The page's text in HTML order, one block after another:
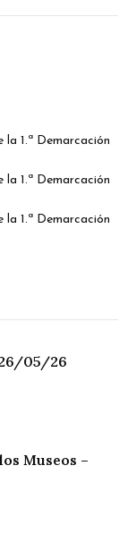
1.ª Demarcación
1.ª Demarcación
1.ª Demarcación
05/26
Museos –